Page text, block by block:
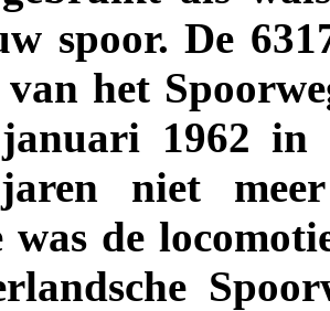
spoor. De
het
1962 in
niet
was de